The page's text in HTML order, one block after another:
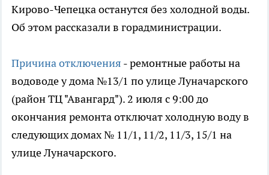
Кирово-Чепецка останутся без холодной воды.
Об этом рассказали в горадминистрации.
Причина отключения - ремонтные работы на
водоводе у дома №13/1 по улице Луначарского
(район ТЦ "Авангард"). 2 июля с 9:00 до
окончания ремонта отключат холодную воду в
следующих домах № 11/1, 11/2, 11/3, 15/1 на
улице Луначарского.